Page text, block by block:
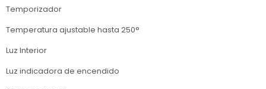
Temporizador
Temperatura ajustable hasta 250°
Luz Interior
Luz indicadora de encendido